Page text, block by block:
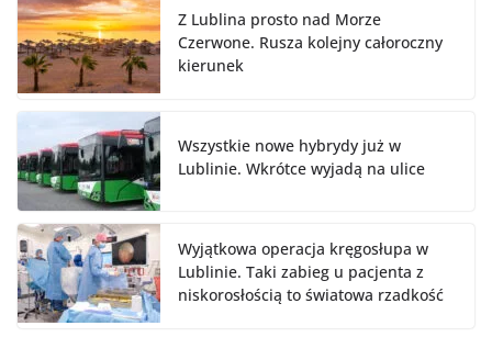
Z Lublina prosto nad Morze
Czerwone. Rusza kolejny całoroczny
kierunek
Wszystkie nowe hybrydy już w
Lublinie. Wkrótce wyjadą na ulice
Wyjątkowa operacja kręgosłupa w
Lublinie. Taki zabieg u pacjenta z
niskorosłością to światowa rzadkość